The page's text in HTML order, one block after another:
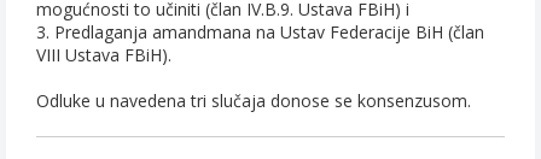
mogućnosti to učiniti (član IV.B.9. Ustava FBiH) i
3. Predlaganja amandmana na Ustav Federacije BiH (član
VIII Ustava FBiH).
Odluke u navedena tri slučaja donose se konsenzusom.